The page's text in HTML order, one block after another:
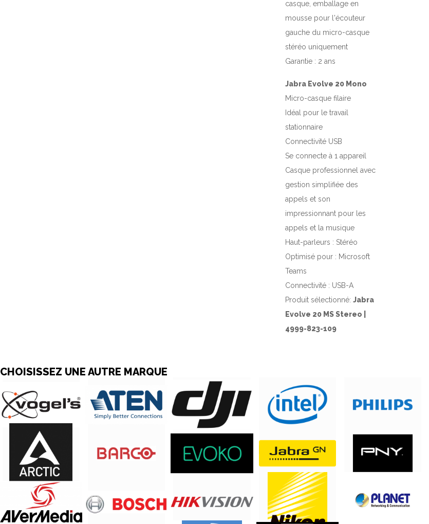
casque, emballage en
mousse pour l'écouteur
gauche du micro-casque
stéréo uniquement
Garantie : 2 ans
Jabra Evolve 20 Mono
Micro-casque filaire
Idéal pour le travail
stationnaire
Connectivité USB
Se connecte à 1 appareil
Casque professionnel avec
gestion simplifiée des
appels et son
impressionnant pour les
appels et la musique
Haut-parleurs : Stéréo
Optimisé pour : Microsoft
Teams
Connectivité : USB-A
Produit sélectionné: Jabra
Evolve 20 MS Stereo |
4999-823-109
CHOISISSEZ UNE AUTRE MARQUE